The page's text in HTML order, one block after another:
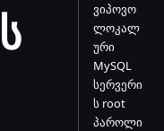
ვიპოვო
ლოკალ
ური
MySQL
სერვერი
ს root
პაროლი